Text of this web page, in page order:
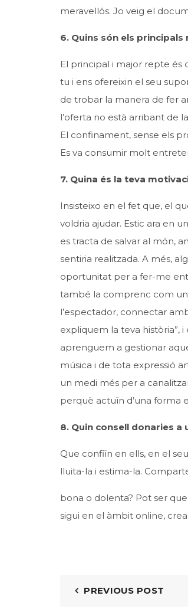
meravellós. Jo veig el
6. Quins són els
El principal i major repte és
tu i ens ofereixin el seu
de trobar la manera de fer
l’oferta no està arribant de
El confinament, sense els
Es va consumir molt
7. Quina és la teva
Insisteixo en el fet que, el
voldria ajudar. Estic ara en
es tracta de salvar al món,
sentiria realitzada. A més,
oportunitat per a fer-me
també la comprenc com
l’espectador, connectar
expliquem la teva història”,
aprenguem a gestionar
música i de tota expressió
un medi més per a
perquè actuïn d’una forma
8. Quin consell donaries
Que confiïn en ells, en el
lluita-la i estima-la.
bona o dolenta? Pot ser
sigui en el àmbit online,
PREVIOUS POST